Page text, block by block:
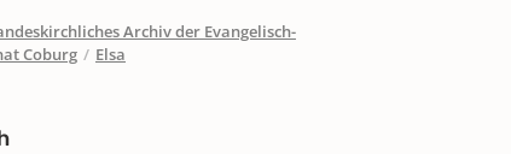
Archiv der Evangelisch-
Coburg / Elsa